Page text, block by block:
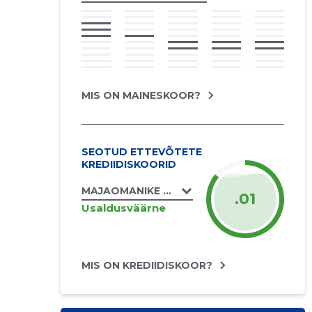
MIS ON MAINESKOOR?
SEOTUD ETTEVÕTETE
KREDIIDISKOORID
MAJAOMANIKE ÜHISTUTE LIIT
Usaldusväärne .01
MIS ON KREDIIDISKOOR?